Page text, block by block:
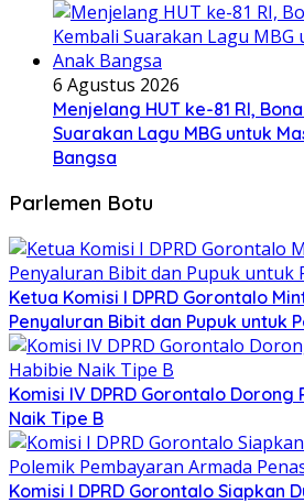
6 Agustus 2026
Menjelang HUT ke-81 RI,
Suarakan Lagu MBG untuk
Bangsa
Parlemen Botu
Ketua Komisi I DPRD Gorontalo
Penyaluran Bibit dan Pupuk untuk
Komisi IV DPRD Gorontalo Dorong
Naik Tipe B
Komisi I DPRD Gorontalo Siapkan